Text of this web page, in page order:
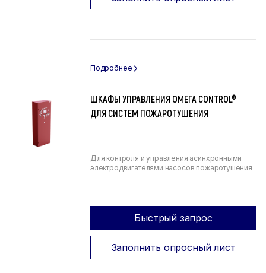
ШКАФЫ УПРАВЛЕНИЯ ОМЕГА CONTROL®
ДЛЯ СИСТЕМ ПОЖАРОТУШЕНИЯ
Для контроля и управления асинхронными
электродвигателями насосов пожаротушения
Быстрый запрос
Заполнить опросный лист